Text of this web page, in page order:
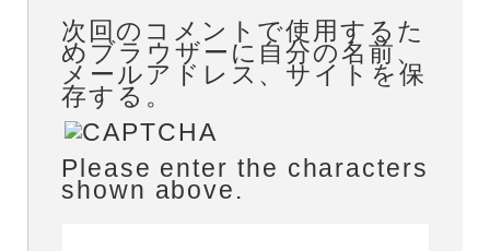
次回のコメントで使用するた
めブラウザーに自分の名前、
メールアドレス、サイトを保
存する。
Please enter the characters
shown above.